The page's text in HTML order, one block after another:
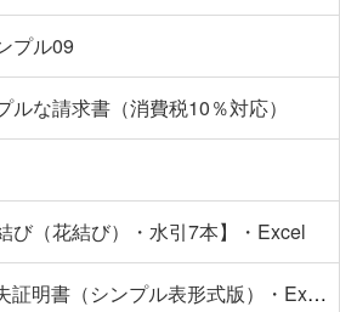
プル09
ルな請求書（消費税10％対応）
び（花結び）・水引7本】・Excel
健康保険資格喪失証明書（シンプル表形式版）・Excel【見本付き】